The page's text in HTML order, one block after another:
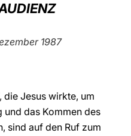
1987
die Jesus wirkte, um
und das Kommen des
sind auf den Ruf zum